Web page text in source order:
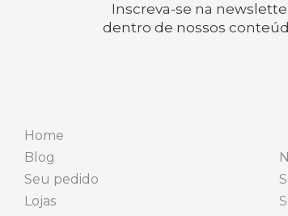
Inscreva-se na
dentro de nossos
Home
Blog
Seu pedido
Lojas